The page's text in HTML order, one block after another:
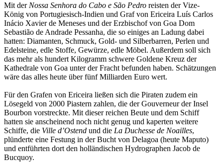
Mit der Nossa Senhora do Cabo e São Pedro reisten der Vize-
König von Portugiesisch-Indien und Graf von Ericeira Luís Carlos
Inácio Xavier de Meneses und der Erzbischof von Goa Dom
Sebastião de Andrade Pessanha, die so einiges an Ladung dabei
hatten: Diamanten, Schmuck, Gold- und Silberbarren, Perlen und
Edelsteine, edle Stoffe, Gewürze, edle Möbel. Außerdem soll sich
das mehr als hundert Kilogramm schwere Goldene Kreuz der
Kathedrale von Goa unter der Fracht befunden haben. Schätzungen
wäre das alles heute über fünf Milliarden Euro wert.
Für den Grafen von Ericeira ließen sich die Piraten zudem ein
Lösegeld von 2000 Piastern zahlen, die der Gouverneur der Insel
Bourbon vorstreckte. Mit dieser reichen Beute und dem Schiff
hatten sie anscheinend noch nicht genug und kaperten weitere
Schiffe, die Ville d’Ostend und die La Duchesse de Noailles,
plünderte eine Festung in der Bucht von Delagoa (heute Maputo)
und entführten dort den holländischen Hydrographen Jacob de
Bucquoy.